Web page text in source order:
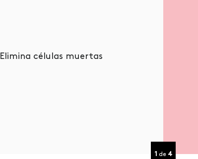
Elimina células muertas
1 de 4